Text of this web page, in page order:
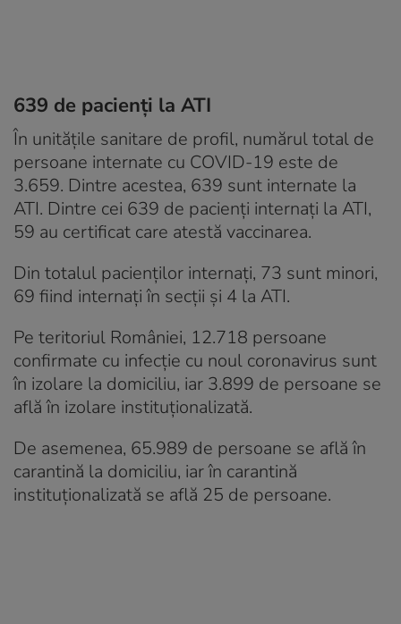
639 de pacienți la ATI
În unitățile sanitare de profil, numărul total de
persoane internate cu COVID-19 este de
3.659. Dintre acestea, 639 sunt internate la
ATI. Dintre cei 639 de pacienți internați la ATI,
59 au certificat care atestă vaccinarea.
Din totalul pacienților internați, 73 sunt minori,
69 fiind internați în secții și 4 la ATI.
Pe teritoriul României, 12.718 persoane
confirmate cu infecție cu noul coronavirus sunt
în izolare la domiciliu, iar 3.899 de persoane se
află în izolare instituționalizată.
De asemenea, 65.989 de persoane se află în
carantină la domiciliu, iar în carantină
instituționalizată se află 25 de persoane.